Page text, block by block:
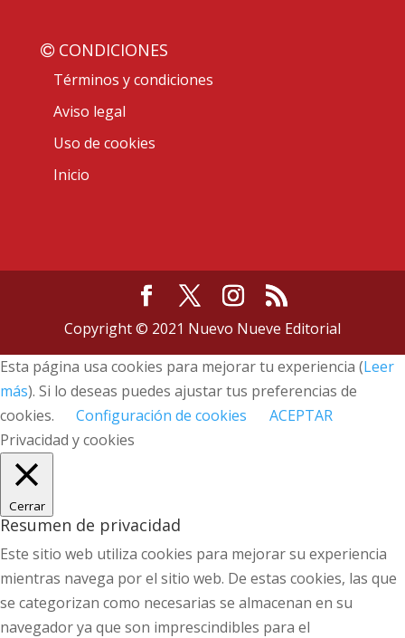
CONDICIONES
Términos y condiciones
Aviso legal
Uso de cookies
Inicio
Copyright © 2021 Nuevo Nueve Editorial
Esta página usa cookies para mejorar tu experiencia (Leer
más). Si lo deseas puedes ajustar tus preferencias de
cookies.
Configuración de cookies
ACEPTAR
Privacidad y cookies
Cerrar
Resumen de privacidad
Este sitio web utiliza cookies para mejorar su experiencia
mientras navega por el sitio web. De estas cookies, las que
se categorizan como necesarias se almacenan en su
navegador ya que son imprescindibles para el